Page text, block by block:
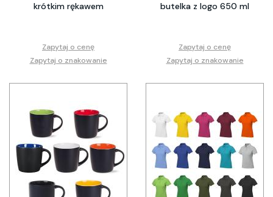
krótkim rękawem
Zapytaj o cenę
Zapytaj o znakowanie
butelka z logo 650 ml
Zapytaj o cenę
Zapytaj o znakowanie